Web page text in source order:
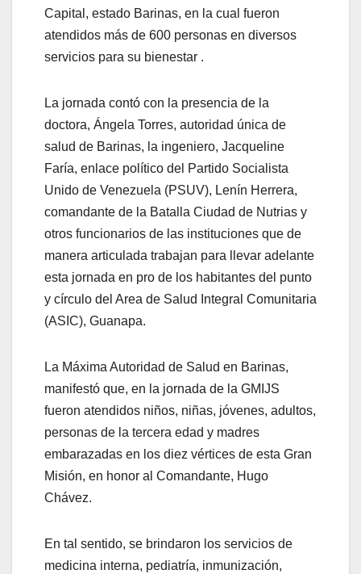
Capital, estado Barinas, en la cual fueron
atendidos más de 600 personas en diversos
servicios para su bienestar .
La jornada contó con la presencia de la
doctora, Ángela Torres, autoridad única de
salud de Barinas, la ingeniero, Jacqueline
Faría, enlace político del Partido Socialista
Unido de Venezuela (PSUV), Lenín Herrera,
comandante de la Batalla Ciudad de Nutrias y
otros funcionarios de las instituciones que de
manera articulada trabajan para llevar adelante
esta jornada en pro de los habitantes del punto
y círculo del Area de Salud Integral Comunitaria
(ASIC), Guanapa.
La Máxima Autoridad de Salud en Barinas,
manifestó que, en la jornada de la GMIJS
fueron atendidos niños, niñas, jóvenes, adultos,
personas de la tercera edad y madres
embarazadas en los diez vértices de esta Gran
Misión, en honor al Comandante, Hugo
Chávez.
En tal sentido, se brindaron los servicios de
medicina interna, pediatría, inmunización,